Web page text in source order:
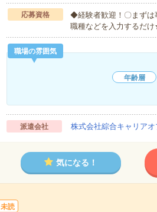
応募資格
◆経験者歓迎！〇まずは
職種などを入力するだ
職場の雰囲気
年齢層
派遣会社 株式会社綜合キャリア
気になる！
未読